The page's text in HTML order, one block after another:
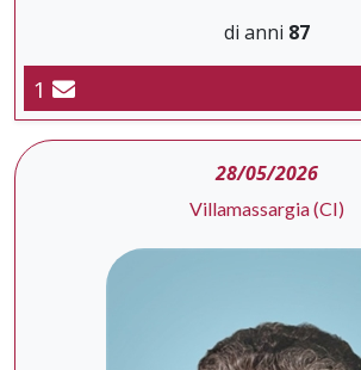
di anni 87
1
28/05/2026
Villamassargia (CI)